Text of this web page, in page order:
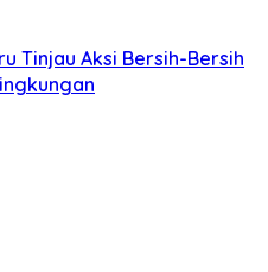
Tinjau Aksi Bersih-Bersih